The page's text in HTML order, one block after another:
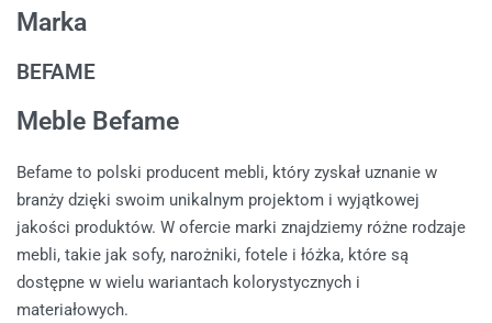
Marka
BEFAME
Meble Befame
Befame to polski producent mebli, który zyskał uznanie w
branży dzięki swoim unikalnym projektom i wyjątkowej
jakości produktów. W ofercie marki znajdziemy różne rodzaje
mebli, takie jak sofy, narożniki, fotele i łóżka, które są
dostępne w wielu wariantach kolorystycznych i
materiałowych.